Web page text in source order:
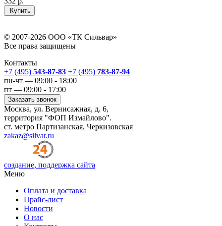
Купить
© 2007-2026 ООО «ТК Сильвар»
Все права защищены
Контакты
+7 (495) 543-87-83 +7 (495) 783-87-94
пн-чт — 09:00 - 18:00
пт — 09:00 - 17:00
Заказать звонок
Москва, ул. Вернисажная, д. 6,
территория "ФОП Измайлово".
ст. метро Партизанская, Черкизовская
zakaz@silvar.ru
создание, поддержка сайта
Меню
Оплата и доставка
Прайс-лист
Новости
О нас